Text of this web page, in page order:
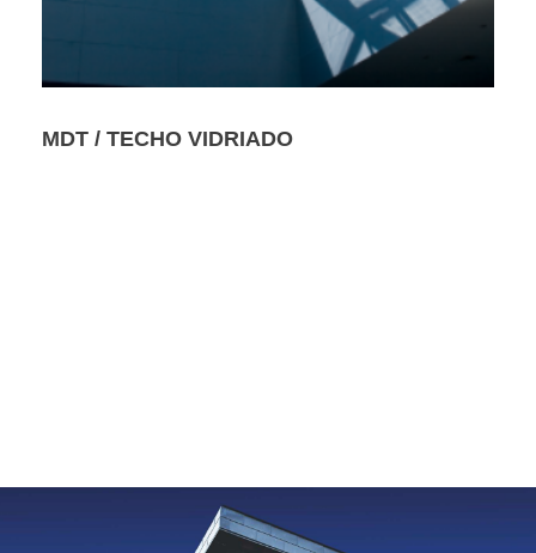
MDT / TECHO VIDRIADO